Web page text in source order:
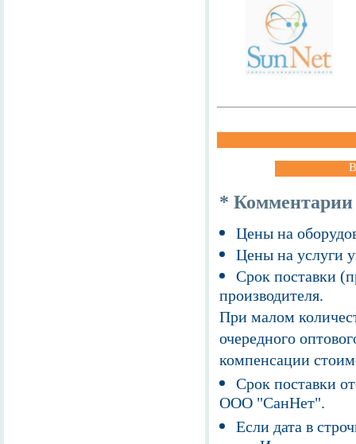
* Комментарии
Цены на
Цены на услуги
Срок поставки
производителя.
При малом
очередного
компенсации
Срок поставки
ООО "СанНет".
Если дата в